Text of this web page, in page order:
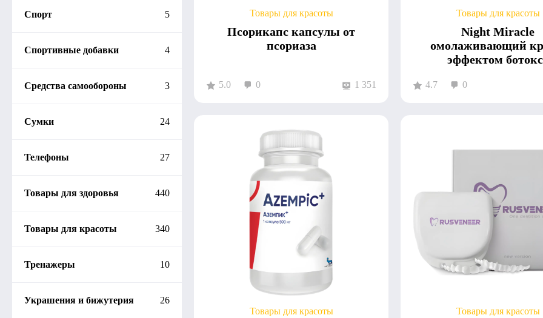
Спорт 5
Спортивные добавки 4
Средства самообороны 3
Сумки 24
Телефоны 27
Товары для здоровья 440
Товары для красоты 340
Тренажеры 10
Украшения и бижутерия 26
Товары для красоты
Псорикапс капсулы от
псориаза
5.0 0 1 351
Товары для красоты
Night Miracle
омолаживающий
эффектом
4.7 0
Товары для красоты Товары для красоты